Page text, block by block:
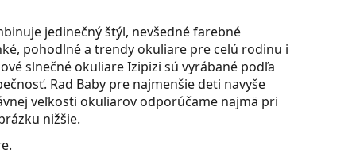
jedinečný štýl, nevšedné farebné
pohodlné a trendy okuliare pre celú rodinu i
slnečné okuliare Izipizi sú vyrábané podľa
Rad Baby pre najmenšie deti navyše
veľkosti okuliarov odporúčame najmä pri
nižšie.